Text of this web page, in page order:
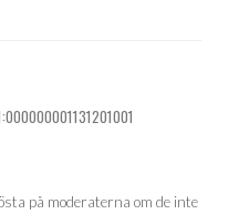
på moderaterna om de inte